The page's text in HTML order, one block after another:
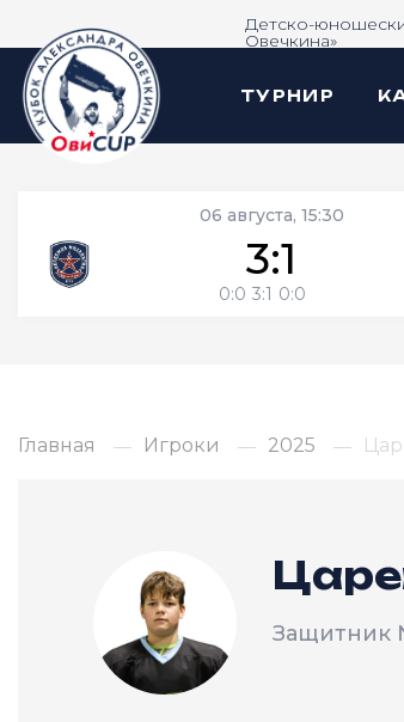
Детско-
Овечкина»
ТУРНИР
06 августа, 15:30
3:1
0:0 3:1 0:0
Главная Игроки 2025
Защитник